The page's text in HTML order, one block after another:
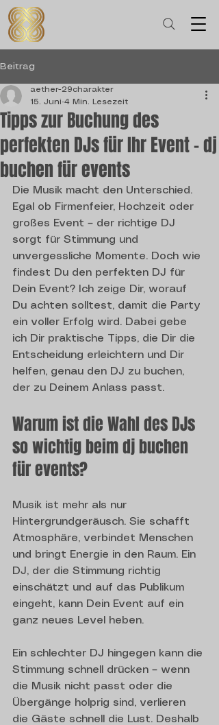
Beitrag
Tipps zur Buchung des
perfekten DJs für Ihr Event – dj
buchen für events
aether-29charakter
15. Juni 4 Min. Lesezeit
Die Musik macht den Unterschied.
Egal ob Firmenfeier, Hochzeit oder
großes Event – der richtige DJ
sorgt für Stimmung und
unvergessliche Momente. Doch wie
findest Du den perfekten DJ für
Dein Event? Ich zeige Dir, worauf
Du achten solltest, damit die Party
ein voller Erfolg wird. Dabei gebe
ich Dir praktische Tipps, die Dir die
Entscheidung erleichtern und Dir
helfen, genau den DJ zu buchen,
der zu Deinem Anlass passt.
Warum ist die Wahl des DJs
so wichtig beim dj buchen
für events?
Musik ist mehr als nur
Hintergrundgeräusch. Sie schafft
Atmosphäre, verbindet Menschen
und bringt Energie in den Raum. Ein
DJ, der die Stimmung richtig
einschätzt und auf das Publikum
eingeht, kann Dein Event auf ein
ganz neues Level heben.
Ein schlechter DJ hingegen kann die
Stimmung schnell drücken – wenn
die Musik nicht passt oder die
Übergänge holprig sind, verlieren
die Gäste schnell die Lust. Deshalb